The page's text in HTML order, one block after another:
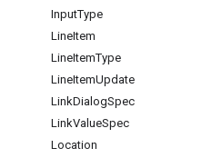
InputType
LineItem
LineItemType
LineItemUpdate
LinkDialogSpec
LinkValueSpec
Location